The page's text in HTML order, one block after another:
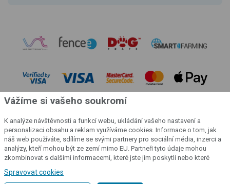
© 2004 - 2026 VNT electronics s.r.o., všechna práva vyhrazena
Grafický návrh
Vážíme si vašeho soukromí
K analýze návštěvnosti a funkcí webu, ukládání vašeho nastavení a
personalizaci obsahu a reklam využíváme cookies. Informace o tom, jak
náš web používáte, sdílíme se svými partnery pro sociální média, inzerci a
analýzy, kteří mohou být ze zemí mimo EU. Partneři tyto údaje mohou
zkombinovat s dalšími informacemi, které jste jim poskytli nebo které
Spravovat cookies